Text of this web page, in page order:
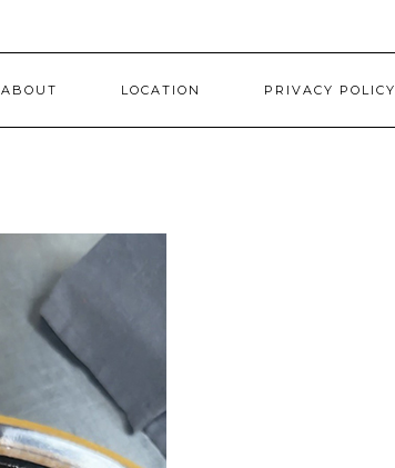
ABOUT LOCATION PRIVACY POLICY